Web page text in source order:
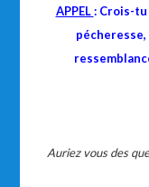
APPEL: Crois-
Auriez vous des